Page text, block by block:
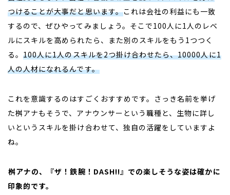
つけることが大事だと思います。これは会社の利益にも一致
するので、ぜひやってみましょう。そこで100人に1人のレベ
ルにスキルを高められたら、また別のスキルをもう1つつく
る。100人に1人のスキルを2つ掛け合わせたら、10000人に1
人の人材になれるんです。
これを意識するのはすごくおすすめです。さっき名前を挙げ
た桝アナもそうで、アナウンサーという職種と、生物に詳し
いというスキルを掛け合わせて、独自の活躍をしていますよ
ね。
――桝アナの、『ザ！鉄腕！DASH!!』での楽しそうな姿は確かに
印象的です。